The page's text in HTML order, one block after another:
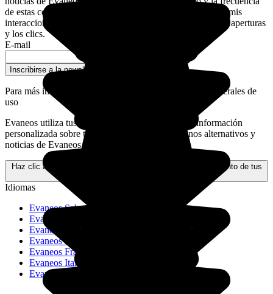
de estas comunicaciones, Evaneos también podrá analizar mis
interacciones con los correos electrónicos, en particular las aperturas
y los clics.
E-mail
Inscribirse a la newsletter
Para más información,
consulta nuestras condiciones generales de
uso
Evaneos utiliza tus datos personales para enviarte información
personalizada sobre tus proyectos de viaje, destinos alternativos y
noticias de Evaneos.
Haz clic aquí para obtener más información sobre el tratamiento de tus
Idiomas
Evaneos Schweiz
Evaneos Deutschland
Evaneos USA
Evaneos España
Evaneos France
Evaneos Italia
Evaneos Nederland